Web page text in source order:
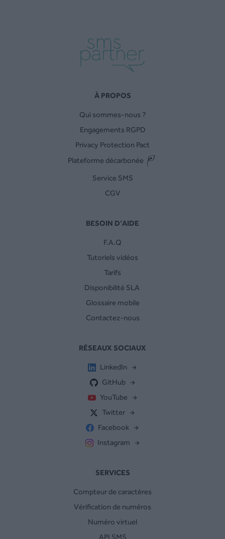
À PROPOS
Qui sommes-nous ?
Engagements RGPD
Privacy Protection Pact
Plateforme décarbonée
Service SMS
CGV
BESOIN D’AIDE
F.A.Q
Tutoriels vidéos
Tarifs
Disponibilité SLA
Glossaire mobile
Contactez-nous
RÉSEAUX SOCIAUX
LinkedIn
GitHub
YouTube
Twitter
Facebook
Instagram
SERVICES
Compteur de caractères
Vérification de numéros
Numéro virtuel
API SMS